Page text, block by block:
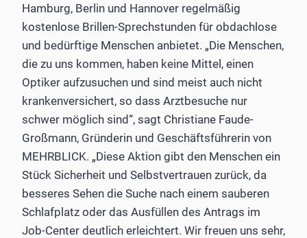
Hamburg, Berlin und Hannover regelmäßig
kostenlose Brillen-Sprechstunden für obdachlose
und bedürftige Menschen anbietet. „Die Menschen,
die zu uns kommen, haben keine Mittel, einen
Optiker aufzusuchen und sind meist auch nicht
krankenversichert, so dass Arztbesuche nur
schwer möglich sind“, sagt Christiane Faude-
Großmann, Gründerin und Geschäftsführerin von
MEHRBLICK. „Diese Aktion gibt den Menschen ein
Stück Sicherheit und Selbstvertrauen zurück, da
besseres Sehen die Suche nach einem sauberen
Schlafplatz oder das Ausfüllen des Antrags im
Job-Center deutlich erleichtert. Wir freuen uns sehr,